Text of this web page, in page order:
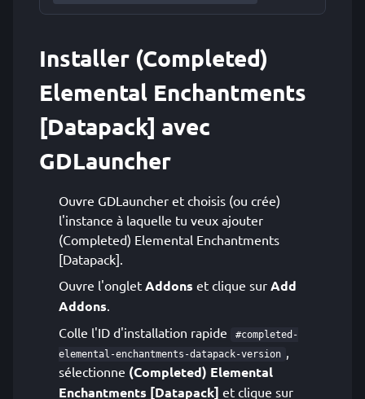
Installer (Completed)
Elemental Enchantments
[Datapack] avec
GDLauncher
Ouvre GDLauncher et choisis (ou crée)
l'instance à laquelle tu veux ajouter
(Completed) Elemental Enchantments
[Datapack].
Ouvre l'onglet Addons et clique sur Add
Addons.
Colle l'ID d'installation rapide
#completed-
elemental-enchantments-datapack-version ,
sélectionne (Completed) Elemental
Enchantments [Datapack] et clique sur